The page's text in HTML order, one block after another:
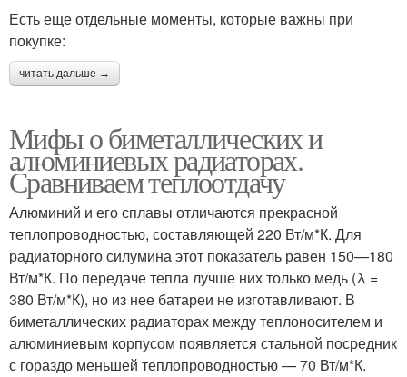
Есть еще отдельные моменты, которые важны при
покупке:
читать дальше →
Мифы о биметаллических и
алюминиевых радиаторах.
Сравниваем теплоотдачу
Алюминий и его сплавы отличаются прекрасной
теплопроводностью, составляющей 220 Вт/м*К. Для
радиаторного силумина этот показатель равен 150—180
Вт/м*К. По передаче тепла лучше них только медь (λ =
380 Вт/м*К), но из нее батареи не изготавливают. В
биметаллических радиаторах между теплоносителем и
алюминиевым корпусом появляется стальной посредник
с гораздо меньшей теплопроводностью — 70 Вт/м*К.